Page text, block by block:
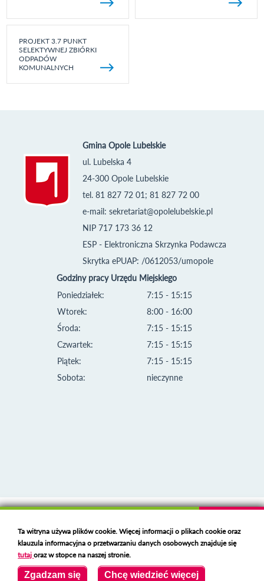
PROJEKT 3.7 PUNKT
SELEKTYWNEJ ZBIÓRKI
ODPADÓW
KOMUNALNYCH
Gmina Opole Lubelskie
ul. Lubelska 4
24-300 Opole Lubelskie
tel. 81 827 72 01; 81 827 72 00
e-mail: sekretariat@opolelubelskie.pl
NIP 717 173 36 12
ESP - Elektroniczna Skrzynka Podawcza
Skrytka ePUAP: /0612053/umopole
Godziny pracy Urzędu Miejskiego
Poniedziałek:
Wtorek:
Środa:
Czwartek:
Piątek:
Sobota:
7:15 - 15:15
8:00 - 16:00
7:15 - 15:15
7:15 - 15:15
7:15 - 15:15
nieczynne
Deklaracja dostępności
Polski serwer RBLhttps://polspam.pl/
Copyright 2023 Urząd Miejski w Opolu Lubelskim
Created byVOBACOM Odnośnik otworzy się w nowym oknie
Ta witryna używa plików cookie. Więcej informacji o plikach cookie oraz
klauzula informacyjna o przetwarzaniu danych osobowych znajduje się
tutajoraz w stopce na naszej stronie.
Zgadzam się Chcę wiedzieć więcej